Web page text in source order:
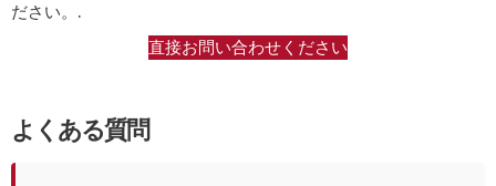
ださい。.
直接お問い合わせください
よくある質問